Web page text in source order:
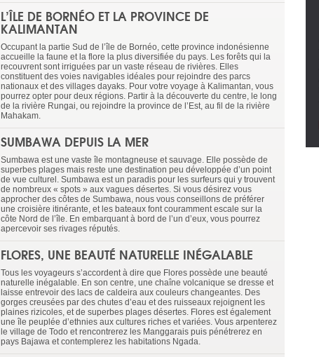
L’ÎLE DE BORNÉO ET LA PROVINCE DE
KALIMANTAN
Occupant la partie Sud de l’île de Bornéo, cette province indonésienne
accueille la faune et la flore la plus diversifiée du pays. Les forêts qui la
recouvrent sont irriguées par un vaste réseau de rivières. Elles
constituent des voies navigables idéales pour rejoindre des parcs
nationaux et des villages dayaks. Pour votre voyage à Kalimantan, vous
pourrez opter pour deux régions. Partir à la découverte du centre, le long
de la rivière Rungai, ou rejoindre la province de l’Est, au fil de la rivière
Mahakam.
SUMBAWA DEPUIS LA MER
Sumbawa est une vaste île montagneuse et sauvage. Elle possède de
superbes plages mais reste une destination peu développée d’un point
de vue culturel. Sumbawa est un paradis pour les surfeurs qui y trouvent
de nombreux « spots » aux vagues désertes. Si vous désirez vous
approcher des côtes de Sumbawa, nous vous conseillons de préférer
une croisière itinérante, et les bateaux font couramment escale sur la
côte Nord de l’île. En embarquant à bord de l’un d’eux, vous pourrez
apercevoir ses rivages réputés.
FLORES, UNE BEAUTÉ NATURELLE INÉGALABLE
Tous les voyageurs s’accordent à dire que Flores possède une beauté
naturelle inégalable. En son centre, une chaîne volcanique se dresse et
laisse entrevoir des lacs de caldeira aux couleurs changeantes. Des
gorges creusées par des chutes d’eau et des ruisseaux rejoignent les
plaines rizicoles, et de superbes plages désertes. Flores est également
une île peuplée d’ethnies aux cultures riches et variées. Vous arpenterez
le village de Todo et rencontrerez les Manggarais puis pénétrerez en
pays Bajawa et contemplerez les habitations Ngada.